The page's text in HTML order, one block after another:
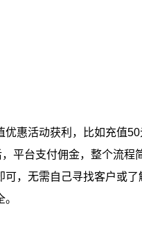
惠活动获利，比如充值
平台支付佣金，整个流程
，无需自己寻找客户或